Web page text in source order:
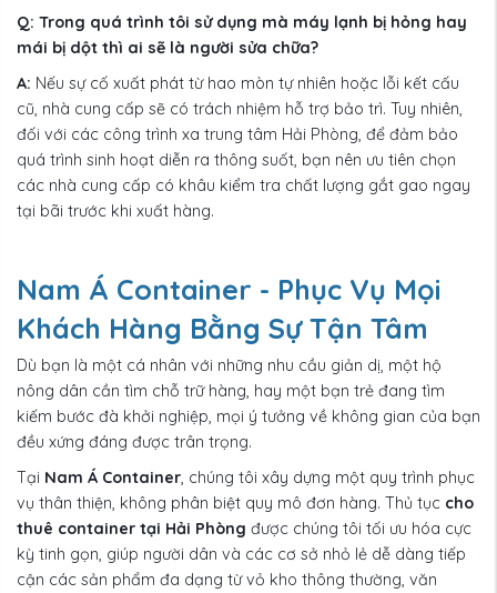
Q: Trong quá trình tôi sử dụng mà máy lạnh bị hỏng hay
mái bị dột thì ai sẽ là người sửa chữa?
A: Nếu sự cố xuất phát từ hao mòn tự nhiên hoặc lỗi kết cấu
cũ, nhà cung cấp sẽ có trách nhiệm hỗ trợ bảo trì. Tuy nhiên,
đối với các công trình xa trung tâm Hải Phòng, để đảm bảo
quá trình sinh hoạt diễn ra thông suốt, bạn nên ưu tiên chọn
các nhà cung cấp có khâu kiểm tra chất lượng gắt gao ngay
tại bãi trước khi xuất hàng.
Nam Á Container - Phục Vụ Mọi
Khách Hàng Bằng Sự Tận Tâm
Dù bạn là một cá nhân với những nhu cầu giản dị, một hộ
nông dân cần tìm chỗ trữ hàng, hay một bạn trẻ đang tìm
kiếm bước đà khởi nghiệp, mọi ý tưởng về không gian của bạn
đều xứng đáng được trân trọng.
Tại Nam Á Container , chúng tôi xây dựng một quy trình phục
vụ thân thiện, không phân biệt quy mô đơn hàng. Thủ tục cho
thuê container tại Hải Phòng được chúng tôi tối ưu hóa cực
kỳ tinh gọn, giúp người dân và các cơ sở nhỏ lẻ dễ dàng tiếp
cận các sản phẩm đa dạng từ vỏ kho thông thường, văn